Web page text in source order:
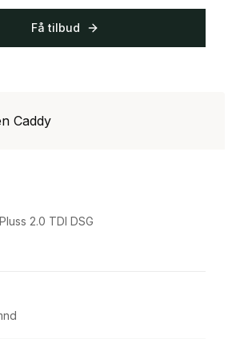
Få tilbud
2.0 TDI DSG